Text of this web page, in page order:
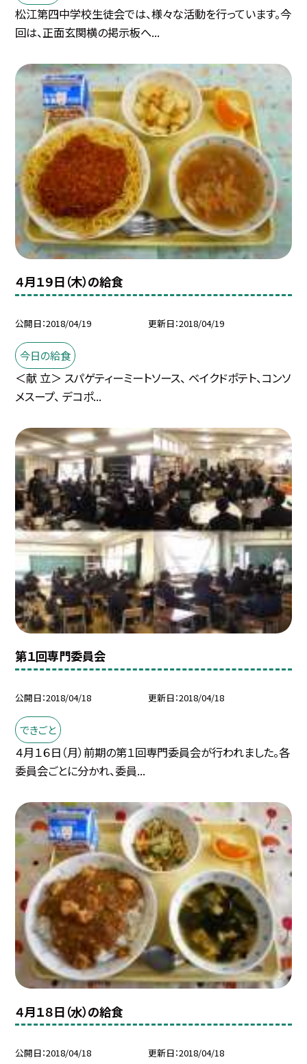
松江第四中学校生徒会では、様々な活動を行っています。今
回は、正面玄関横の掲示板へ...
４月１９日（木）の給食
公開日 2018/04/19 更新日 2018/04/19
今日の給食
＜献 立＞ スパゲティーミートソース、 ベイクドポテト、コンソ
メスープ、 デコポ...
第１回専門委員会
公開日 2018/04/18 更新日 2018/04/18
できごと
４月１６日（月）前期の第１回専門委員会が行われました。各
委員会ごとに分かれ、委員...
４月１８日（水）の給食
公開日 2018/04/18 更新日 2018/04/18